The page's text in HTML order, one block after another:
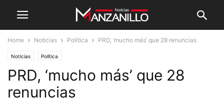
Home Noticias Política PRD, ‘mucho más’ que 28 renuncias
Noticias Política
PRD, ‘mucho más’ que 28
renuncias